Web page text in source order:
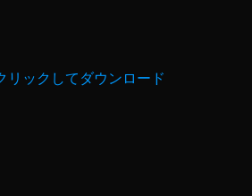
リックしてダウンロード